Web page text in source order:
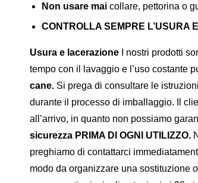
Non usare mai collare, pettorina o
CONTROLLA SEMPRE L’USURA
Usura e lacerazione I nostri prodotti
tempo con il lavaggio e l’uso costante
cane. Si prega di consultare le
durante il processo di imballaggio. Il
all’arrivo, in quanto non possiamo
sicurezza PRIMA DI OGNI UTILIZZO.
preghiamo di contattarci
modo da organizzare una sostituzione